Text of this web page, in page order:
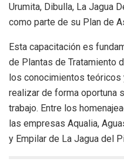
Urumita, Dibulla, La Jagua
como parte de su Plan de
Esta capacitación es
de Plantas de Tratamiento
los conocimientos
realizar de forma oportuna
trabajo. Entre los
las empresas Aqualia,
y Empilar de La Jagua del